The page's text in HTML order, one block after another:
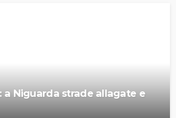
a Niguarda strade allagate e